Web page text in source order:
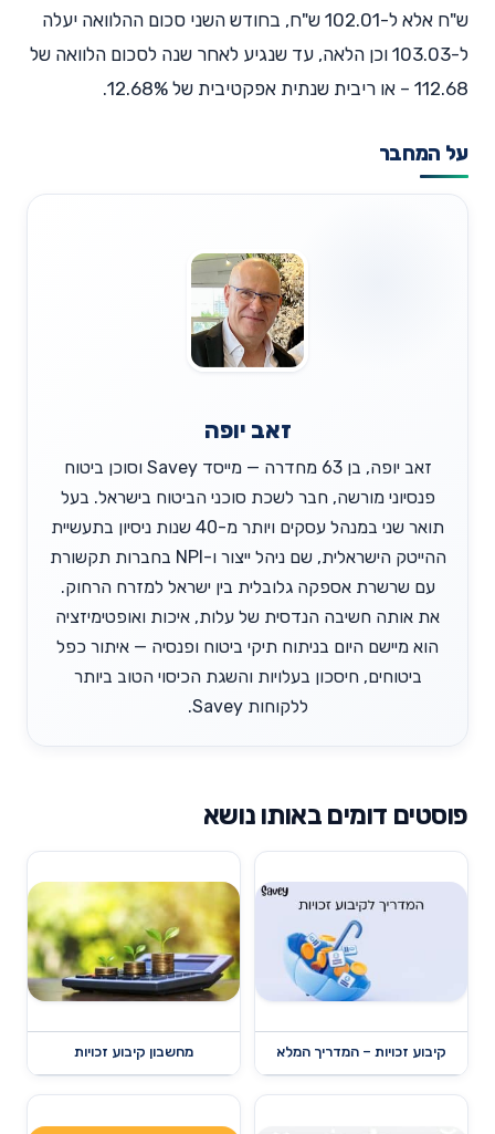
ש"ח אלא ל-102.01 ש"ח, בחודש השני סכום ההלוואה יעלה
ל-103.03 וכן הלאה, עד שנגיע לאחר שנה לסכום הלוואה של
112.68 – או ריבית שנתית אפקטיבית של 12.68%.
על המחבר
זאב יופה
זאב יופה, בן 63 מחדרה — מייסד Savey וסוכן ביטוח
פנסיוני מורשה, חבר לשכת סוכני הביטוח בישראל. בעל
תואר שני במנהל עסקים ויותר מ-40 שנות ניסיון בתעשיית
ההייטק הישראלית, שם ניהל ייצור ו-NPI בחברות תקשורת
עם שרשרת אספקה גלובלית בין ישראל למזרח הרחוק.
את אותה חשיבה הנדסית של עלות, איכות ואופטימיזציה
הוא מיישם היום בניתוח תיקי ביטוח ופנסיה — איתור כפל
ביטוחים, חיסכון בעלויות והשגת הכיסוי הטוב ביותר
ללקוחות Savey.
פוסטים דומים באותו נושא
קיבוע זכויות – המדריך המלא מחשבון קיבוע זכויות